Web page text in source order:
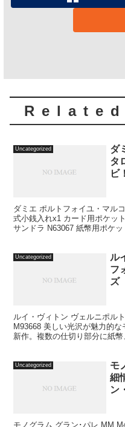
Uncategorized
ダ
タ
ビ
ダミエ ポルトフォイユ・マル
式小銭入れx1 カード用ポケッ
サンドラ N63067 紙幣用ポケ
Uncategorized
ル
フ
ズ
ルイ・ヴィトン ヴェルニポル
M93668 美しい光沢が魅力的
新作。複数の仕切り部分に紙
Uncategorized
モ
細
ン
モノグラム グラン･パレ MM